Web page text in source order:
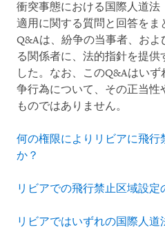
衝突事態における国際人道
適用に関する質問と回答をま
Q&Aは、紛争の当事者、お
る関係者に、法的指針を提供
した。なお、このQ&Aはい
争行為について、その正当性
ものではありません。
何の権限によりリビアに飛
か？
リビアでの飛行禁止区域設定
リビアではいずれの国際人道